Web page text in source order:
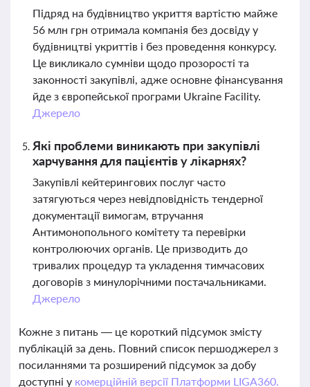
Підряд на будівництво укриття вартістю майже
56 млн грн отримала компанія без досвіду у
будівництві укриттів і без проведення конкурсу.
Це викликало сумніви щодо прозорості та
законності закупівлі, адже основне фінансування
йде з європейської програми Ukraine Facility.
Джерело
Які проблеми виникають при закупівлі
харчування для пацієнтів у лікарнях?
Закупівлі кейтерингових послуг часто
затягуються через невідповідність тендерної
документації вимогам, втручання
Антимонопольного комітету та перевірки
контролюючих органів. Це призводить до
тривалих процедур та укладення тимчасових
договорів з минулорічними постачальниками.
Джерело
Кожне з питань — це короткий підсумок змісту
публікацій за день. Повний список першоджерел з
посиланнями та розширений підсумок за добу
доступні у комерційній версії Платформи LIGA360.